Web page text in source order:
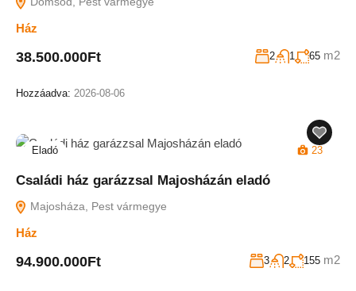
Ház
38.500.000Ft 2 1 65 m2
Hozzáadva: 2026-08-06
Eladó 23
Családi ház garázzsal Majosházán eladó
Majosháza, Pest vármegye
Ház
94.900.000Ft 3 2 155 m2